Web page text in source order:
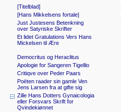
[Titelblad]
[Hans Mikkelsens fortale]
Just Justesens Betenkning
over Satyriske Skrifter
Et lidet Gratulations Vers Hans
Mickelsen til Ære
Democritus og Heraclitus
Apologie for Sangeren Tigellio
Critiqve over Peder Paars
Poëten raader sin gamle Ven
Jens Larsen fra at gifte sig
Zille Hans Dotters Gynaicologia
eller Forsvars Skrift for
Qvindekiønnet